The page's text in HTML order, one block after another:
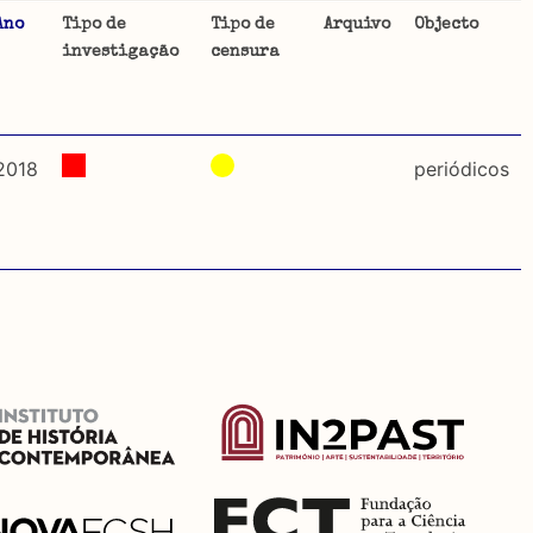
uma
Tipo de
investigação
Tipo de
censura
Arquivo Objecto
periódicos